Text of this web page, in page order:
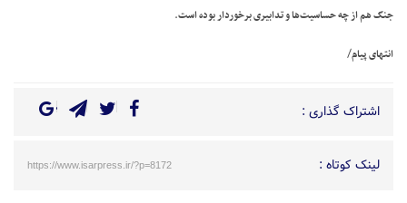
جنگ هم از چه حساسیت‌ها و تدابیری برخوردار بوده است.
انتهای پیام/
اشتراک گذاری :
لینک کوتاه : https://www.isarpress.ir/?p=8172